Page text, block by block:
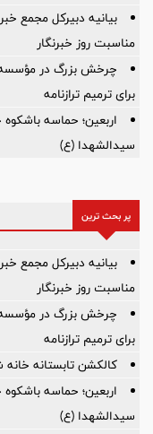
بیانیه دبیرکل مجمع
مناسبت روز خبرنگار
برای ترمیم ترازنامه
اربعین؛ حماسه
سیدالشهدا (ع)
پر بحث ترین
بیانیه دبیرکل مجمع
مناسبت روز خبرنگار
برای ترمیم ترازنامه
کالکشن تابستانه
اربعین؛ حماسه
سیدالشهدا (ع)